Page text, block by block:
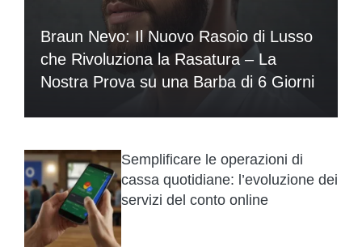
Braun Nevo: Il Nuovo Rasoio di Lusso
che Rivoluziona la Rasatura – La
Nostra Prova su una Barba di 6 Giorni
Semplificare le operazioni di
cassa quotidiane: l’evoluzione dei
servizi del conto online